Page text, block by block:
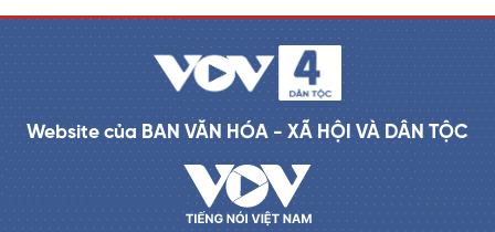
Website của BAN VĂN HÓA - XÃ HỘI VÀ DÂN TỘC